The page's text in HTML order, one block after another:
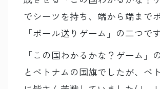
でシーツを持ち、端から端まで
「ボール送りゲーム」の二つです
「この国わかるかな？ゲーム」
とベトナムの国旗でしたが、ベ